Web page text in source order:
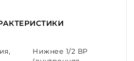
Нижнее 1/2 ВР